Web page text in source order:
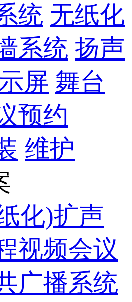
统 无纸化
系统 扬声
屏 舞台
预约
维护
化)扩声
视频会议
广播系统